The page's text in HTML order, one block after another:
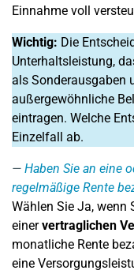
Einnahme voll
Wichtig: Die
Unterhaltsleistung,
als Sonderausgaben
außergewöhnliche
eintragen. Welche
Einzelfall ab.
Haben Sie an eine
regelmäßige Rente
Wählen Sie Ja, wenn
einervertraglichen
monatliche Rente
eine